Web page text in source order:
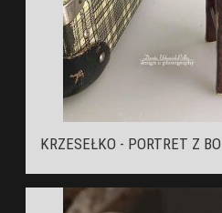
KRZESEŁKO - PORTRET Z BO